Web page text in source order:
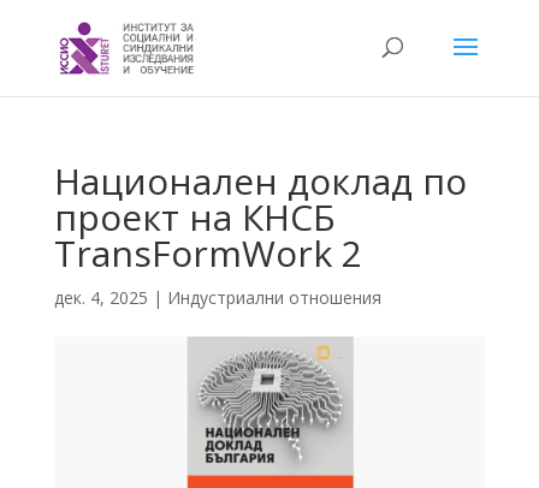
Национален доклад по
проект на КНСБ
TransFormWork 2
дек. 4, 2025 | Индустриални отношения